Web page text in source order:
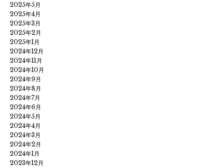
2025年5月
2025年4月
2025年3月
2025年2月
2025年1月
2024年12月
2024年11月
2024年10月
2024年9月
2024年8月
2024年7月
2024年6月
2024年5月
2024年4月
2024年3月
2024年2月
2024年1月
2023年12月